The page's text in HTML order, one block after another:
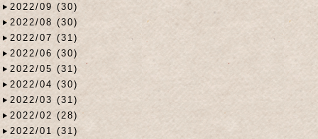
2022/09 (30)
2022/08 (30)
2022/07 (31)
2022/06 (30)
2022/05 (31)
2022/04 (30)
2022/03 (31)
2022/02 (28)
2022/01 (31)